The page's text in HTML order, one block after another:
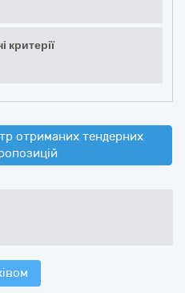
критерії
отриманих тендерних